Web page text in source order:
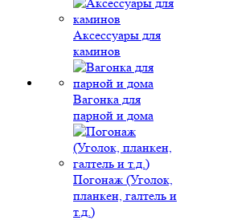
Аксессуары для
каминов
Вагонка для
парной и дома
Погонаж (Уголок,
планкен, галтель и
т.д.)